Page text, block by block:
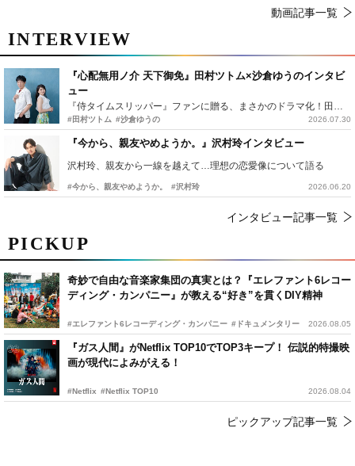
PICKUP
奇妙で自由な音楽家集団の真実とは？『エレファント6レコー
ディング・カンパニー』が教える“好き”を貫くDIY精神
#エレファント6レコーディング・カンパニー #ドキュメンタリー 2026.08.05
『ガス人間』がNetflix TOP10でTOP3キープ！ 伝説的特撮映
画が現代によみがえる！
#Netflix #Netflix TOP10 2026.08.04
ピックアップ記事一覧
動画記事一覧
INTERVIEW
『心配無用ノ介 天下御免』田村ツトム×沙倉ゆうのインタビ
ュー
『侍タイムスリッパー』ファンに贈る、まさかのドラマ化！田村ツトム×沙倉ゆうのが語る『心配無用ノ介』撮影秘話
#田村ツトム #沙倉ゆうの 2026.07.30
『今から、親友やめようか。』沢村玲インタビュー
沢村玲、親友から一線を越えて…理想の恋愛像について語る
#今から、親友やめようか。 #沢村玲 2026.06.20
インタビュー記事一覧